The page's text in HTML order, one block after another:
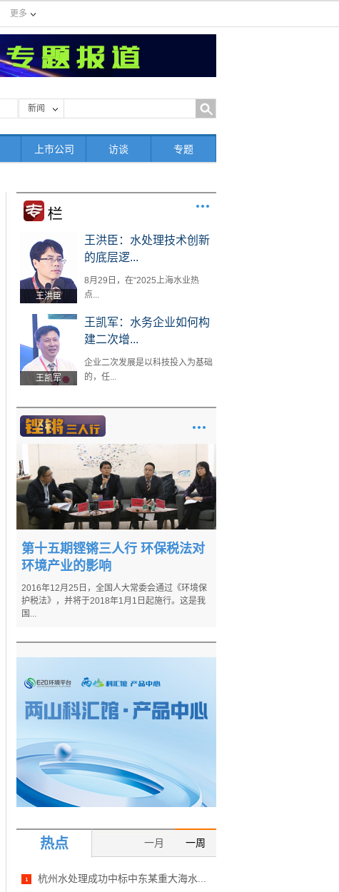
更多
新闻
上市公司 访谈 专题
王洪臣
王洪臣：水处理技术创新
的底层逻...
8月29日，在“2025上海水业热
点...
王凯军
王凯军：水务企业如何构
建二次增...
企业二次发展是以科技投入为基础
的，任...
第十五期铿锵三人行 环保税法对
环境产业的影响
2016年12月25日，全国人大常委会通过《环境保
护税法》，并将于2018年1月1日起施行。这是我
国...
热点 一周
一月
杭州水处理成功中标中东某重大海水...